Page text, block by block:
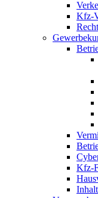
Kfz-
Kfz-